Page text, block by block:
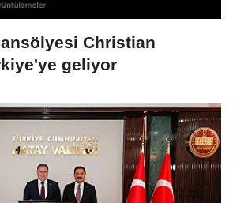
Christian
geliyor